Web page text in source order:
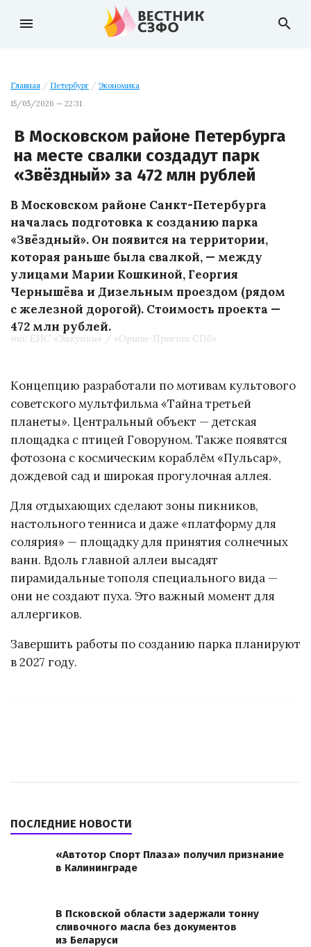
menu search
Главная / Петербург / Экономика
15/05/2026 — 22:31
В Московском районе Петербурга
на месте свалки создадут парк
«Звёздный» за 472 млн рублей
В Московском районе Санкт-Петербурга
началась подготовка к созданию парка
«Звёздный». Он появится на территории,
которая раньше была свалкой, — между
улицами Марии Кошкиной, Георгия
Чернышёва и Дизельным проездом (рядом
с железной дорогой). Стоимость проекта —
472 млн рублей.
ЕИС «Закупки» / «Орион-Проект СПб»
Концепцию разработали по мотивам культового
советского мультфильма «Тайна третьей
планеты». Центральный объект — детская
площадка с птицей Говоруном. Также появятся
фотозона с космическим кораблём «Пульсар»,
дождевой сад и широкая прогулочная аллея.
Для отдыхающих сделают зоны пикников,
настольного тенниса и даже «платформу для
солярия» — площадку для принятия солнечных
ванн. Вдоль главной аллеи высадят
пирамидальные тополя специального вида —
они не создают пуха. Это важный момент для
аллергиков.
Завершить работы по созданию парка планируют
в 2027 году.
ПОСЛЕДНИЕ НОВОСТИ
«Автотор Спорт Плаза» получил признание
в Калининграде
В Псковской области задержали тонну
сливочного масла без документов
из Беларуси